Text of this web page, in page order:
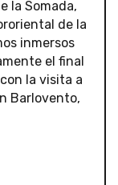
la Somada,
de la
inmersos
el final
la visita a
Barlovento,